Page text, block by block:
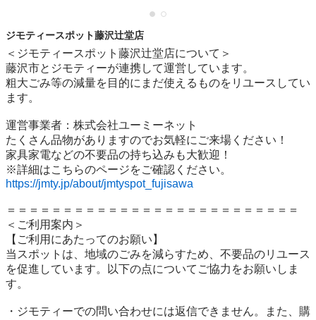
ジモティースポット藤沢辻堂店
＜ジモティースポット藤沢辻堂店について＞
藤沢市とジモティーが連携して運営しています。
粗⼤ごみ等の減量を⽬的にまだ使えるものをリユースしてい
ます。
運営事業者：株式会社ユーミーネット
たくさん品物がありますのでお気軽にご来場ください！
家具家電などの不要品の持ち込みも大歓迎！
https://jmty.jp/about/jmtyspot_fujisawa
＝＝＝＝＝＝＝＝＝＝＝＝＝＝＝＝＝＝＝＝＝＝＝＝＝＝
＜ご利用案内＞
【ご利用にあたってのお願い】
当スポットは、地域のごみを減らすため、不要品のリユース
を促進しています。以下の点についてご協力をお願いしま
す。
・ジモティーでの問い合わせには返信できません。また、購